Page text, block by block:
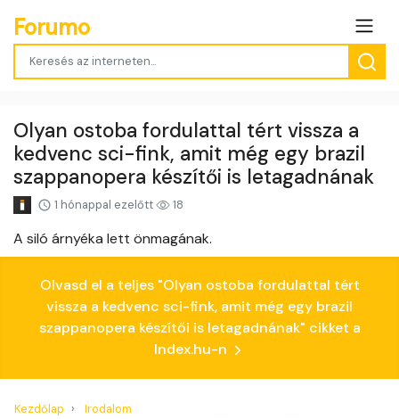
Forumo
Olyan ostoba fordulattal tért vissza a
kedvenc sci-fink, amit még egy brazil
szappanopera készítői is letagadnának
1 hónappal ezelőtt 18
A siló árnyéka lett önmagának.
Olvasd el a teljes "Olyan ostoba fordulattal tért
vissza a kedvenc sci-fink, amit még egy brazil
szappanopera készítői is letagadnának" cikket a
Index.hu-n
Kezdőlap
Irodalom